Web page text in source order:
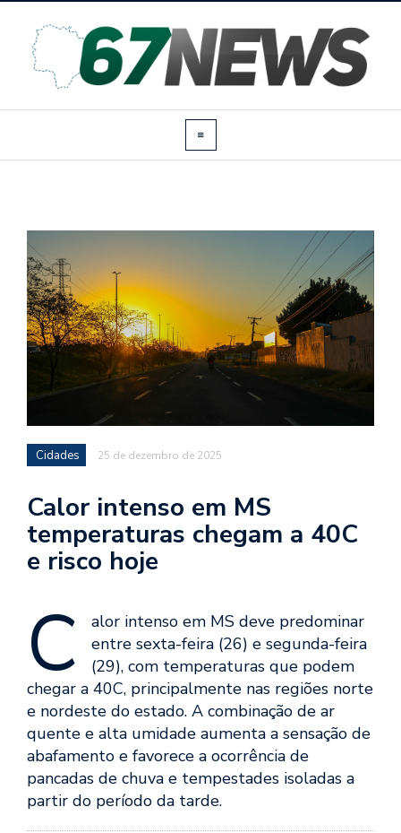
Cidades 25 de dezembro de 2025
Calor intenso em MS
temperaturas chegam a 40C
e risco hoje
C
alor intenso em MS deve predominar
entre sexta-feira (26) e segunda-feira
(29), com temperaturas que podem
chegar a 40C, principalmente nas regiões norte
e nordeste do estado. A combinação de ar
quente e alta umidade aumenta a sensação de
abafamento e favorece a ocorrência de
pancadas de chuva e tempestades isoladas a
partir do período da tarde.